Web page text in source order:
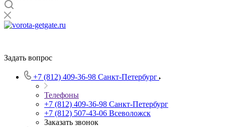
Задать вопрос
+7 (812) 409-36-98 Санкт-Петербург
Телефоны
+7 (812) 409-36-98 Санкт-Петербург
+7 (812) 507-43-06 Всеволожск
Заказать звонок